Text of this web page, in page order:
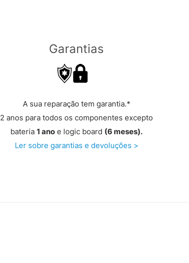
Garantias
A sua reparação tem garantia.*
2 anos para todos os componentes excepto
bateria1 ano e logic board (6 meses).
Ler sobre garantias e devoluções >